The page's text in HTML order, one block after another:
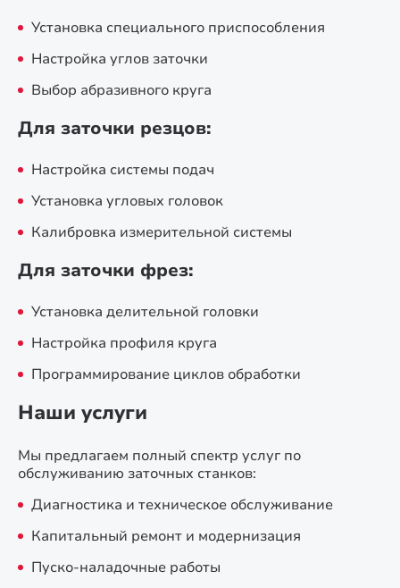
Установка специального приспособления
Настройка углов заточки
Выбор абразивного круга
Для заточки резцов:
Настройка системы подач
Установка угловых головок
Калибровка измерительной системы
Для заточки фрез:
Установка делительной головки
Настройка профиля круга
Программирование циклов обработки
Наши услуги
Мы предлагаем полный спектр услуг по
обслуживанию заточных станков:
Диагностика и техническое обслуживание
Капитальный ремонт и модернизация
Пуско-наладочные работы